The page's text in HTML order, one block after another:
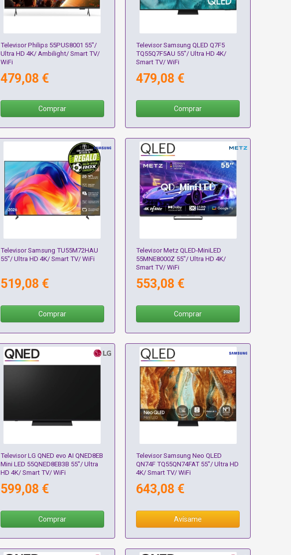
Televisor Philips 55PUS8001 55"/
Ultra HD 4K/ Ambilight/ Smart TV/
WiFi
479,08 €
Comprar
Televisor Samsung QLED Q7F5
TQ55Q7F5AU 55"/ Ultra HD 4K/
Smart TV/ WiFi
479,08 €
Comprar
Televisor Samsung TU55M72HAU
55"/ Ultra HD 4K/ Smart TV/ WiFi
519,08 €
Comprar
Televisor Metz QLED-MiniLED
55MNE8000Z 55"/ Ultra HD 4K/
Smart TV/ WiFi
553,08 €
Comprar
Televisor LG QNED evo AI QNED8EB
Mini LED 55QNED8EB3B 55"/ Ultra
HD 4K/ Smart TV/ WiFi
599,08 €
Comprar
Televisor Samsung Neo QLED
QN74F TQ55QN74FAT 55"/ Ultra HD
4K/ Smart TV/ WiFi
643,08 €
Avísame